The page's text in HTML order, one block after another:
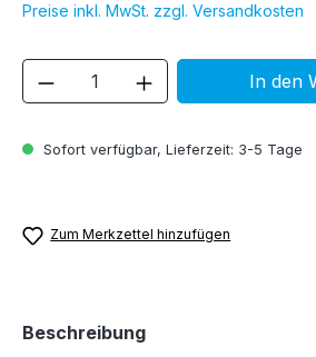
Preise inkl. MwSt. zzgl. Versandkosten
Sofort verfügbar, Lieferzeit: 3-5 Tage
Produkt Anzahl: GibIn den
Zum Merkzettel hinzufügen
Beschreibung